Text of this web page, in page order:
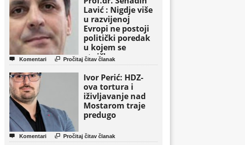
Lavić : Nigdje više
u razvijenoj
Evropi ne postoji
politički poredak
u kojem se
etničke grupe
pojavljuju kao
osnovne političke
jedinice
 Komentari  Pročitaj čitav članak
Ivor Perić: HDZ-
ova tortura i
iživljavanje nad
Mostarom traje
predugo
 Komentari  Pročitaj čitav članak